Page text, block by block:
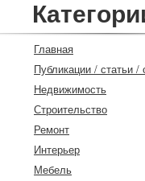
Главная
Публикации / статьи /
Недвижимость
Строительство
Ремонт
Интерьер
Мебель